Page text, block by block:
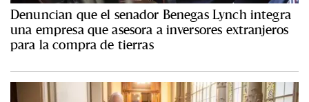
Denuncian que el senador Benegas Lynch integra
una empresa que asesora a inversores extranjeros
para la compra de tierras